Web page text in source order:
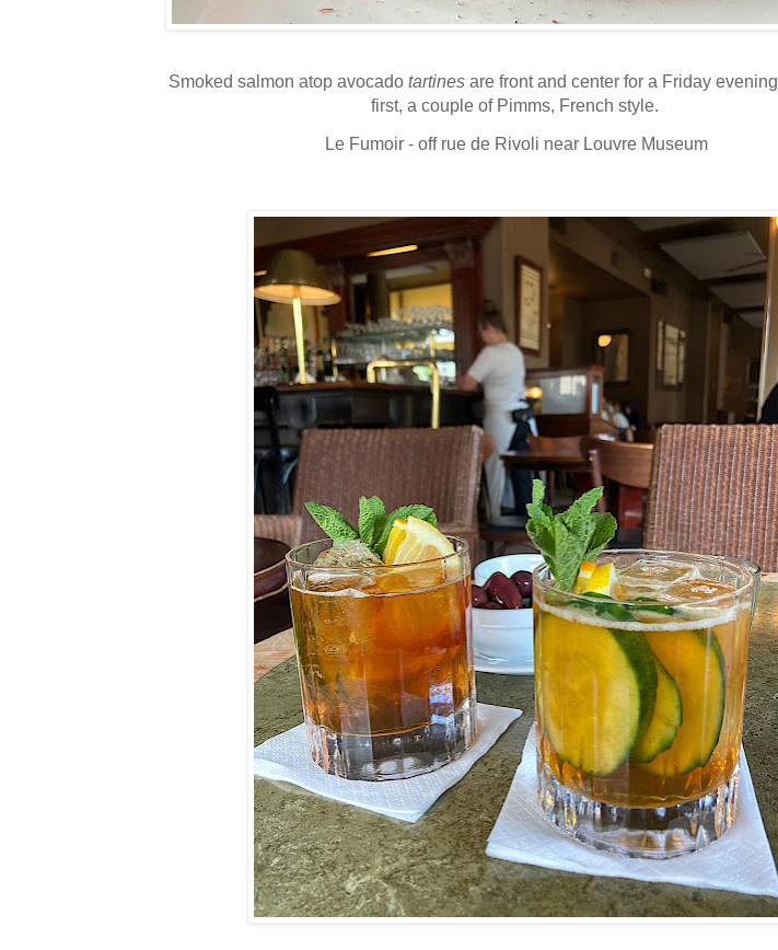
Smoked salmon atop avocado tartinesare front and center for a Friday evening
first, a couple of Pimms, French style.
Le Fumoir - off rue de Rivoli near Louvre Museum